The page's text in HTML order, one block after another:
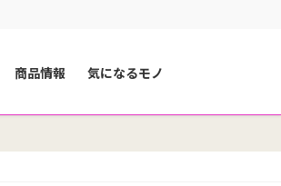
商品情報 気になるモノ